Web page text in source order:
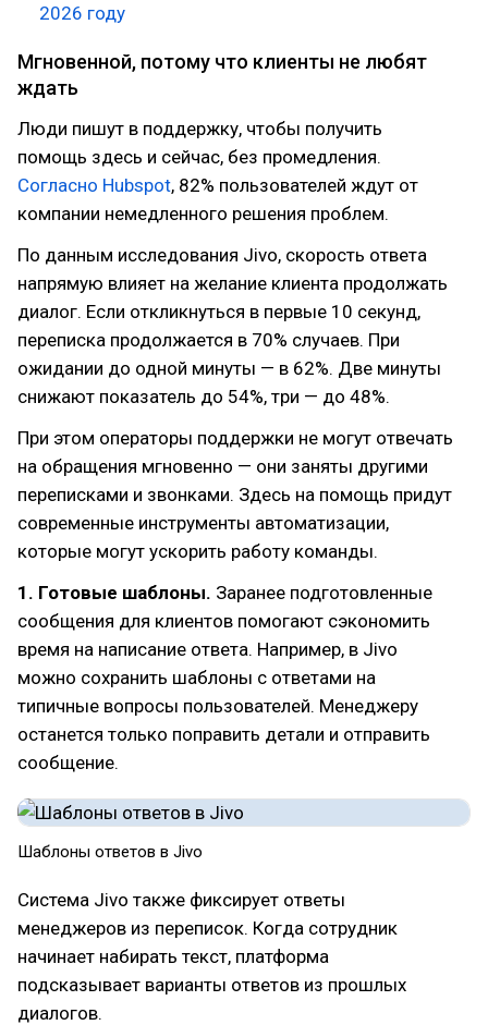
2026 году
Мгновенной, потому что клиенты не любят
ждать
Люди пишут в поддержку, чтобы получить
помощь здесь и сейчас, без промедления.
Согласно Hubspot, 82% пользователей ждут от
компании немедленного решения проблем.
По данным исследования Jivo, скорость ответа
напрямую влияет на желание клиента продолжать
диалог. Если откликнуться в первые 10 секунд,
переписка продолжается в 70% случаев. При
ожидании до одной минуты — в 62%. Две минуты
снижают показатель до 54%, три — до 48%.
При этом операторы поддержки не могут отвечать
на обращения мгновенно — они заняты другими
переписками и звонками. Здесь на помощь придут
современные инструменты автоматизации,
которые могут ускорить работу команды.
1. Готовые шаблоны. Заранее подготовленные
сообщения для клиентов помогают сэкономить
время на написание ответа. Например, в Jivo
можно сохранить шаблоны с ответами на
типичные вопросы пользователей. Менеджеру
останется только поправить детали и отправить
сообщение.
Шаблоны ответов в Jivo
Система Jivo также фиксирует ответы
менеджеров из переписок. Когда сотрудник
начинает набирать текст, платформа
подсказывает варианты ответов из прошлых
диалогов.